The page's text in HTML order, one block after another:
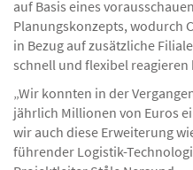
auf Basis eines
Planungskonzepts, wodurch
in Bezug auf zusätzliche
schnell und flexibel reagieren
„Wir konnten in der
jährlich Millionen von Euros
wir auch diese Erweiterung
führender Logistik-